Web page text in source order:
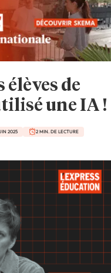
élèves de
une IA !
2025 2 MIN. DE LECTURE